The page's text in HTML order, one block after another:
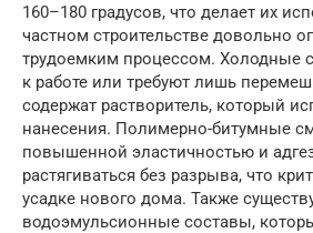
160–180 градусов, что делает их
частном строительстве довольно
трудоемким процессом. Холодные
к работе или требуют лишь
содержат растворитель, который
нанесения. Полимерно-битумные
повышенной эластичностью и
растягиваться без разрыва, что
усадке нового дома. Также
водоэмульсионные составы,